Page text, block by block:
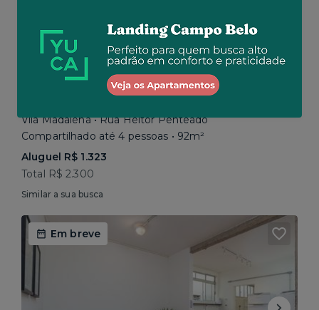
Vila Madalena • Rua Heitor Penteado
Compartilhado até 4 pessoas • 92m²
Aluguel R$ 1.323
Total R$ 2.300
Similar a sua busca
Em breve